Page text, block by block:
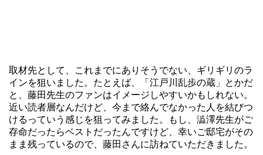
取材先として、これまでにありそうでない、ギリギリのラ
インを狙いました。たとえば、「江戸川乱歩の蔵」とかだ
と、藤田先生のファンはイメージしやすいかもしれない。
近い読者層なんだけど、今まで絡んでなかった人を結びつ
けるっていう感じを狙ってみました。もし、澁澤先生がご
存命だったらベストだったんですけど、幸いご邸宅がその
まま残っているので、藤田さんに訪ねていただきました。